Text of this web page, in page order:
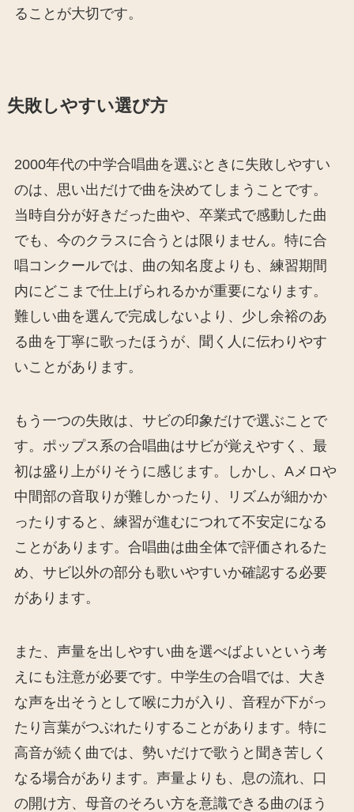
ることが大切です。
失敗しやすい選び方
2000年代の中学合唱曲を選ぶときに失敗しやすい
のは、思い出だけで曲を決めてしまうことです。
当時自分が好きだった曲や、卒業式で感動した曲
でも、今のクラスに合うとは限りません。特に合
唱コンクールでは、曲の知名度よりも、練習期間
内にどこまで仕上げられるかが重要になります。
難しい曲を選んで完成しないより、少し余裕のあ
る曲を丁寧に歌ったほうが、聞く人に伝わりやす
いことがあります。
もう一つの失敗は、サビの印象だけで選ぶことで
す。ポップス系の合唱曲はサビが覚えやすく、最
初は盛り上がりそうに感じます。しかし、Aメロや
中間部の音取りが難しかったり、リズムが細かか
ったりすると、練習が進むにつれて不安定になる
ことがあります。合唱曲は曲全体で評価されるた
め、サビ以外の部分も歌いやすいか確認する必要
があります。
また、声量を出しやすい曲を選べばよいという考
えにも注意が必要です。中学生の合唱では、大き
な声を出そうとして喉に力が入り、音程が下がっ
たり言葉がつぶれたりすることがあります。特に
高音が続く曲では、勢いだけで歌うと聞き苦しく
なる場合があります。声量よりも、息の流れ、口
の開け方、母音のそろい方を意識できる曲のほう